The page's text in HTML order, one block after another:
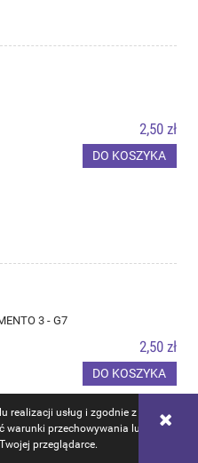
realizacji usług i zgodnie z
warunki przechowywania lub
przeglądarce.
2,50 zł
DO KOSZYKA
3 - G7
2,50 zł
DO KOSZYKA